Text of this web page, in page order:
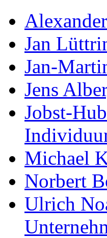
Jan
Jan-
Jens
Jobst-
Michael
Norbert
Ulrich